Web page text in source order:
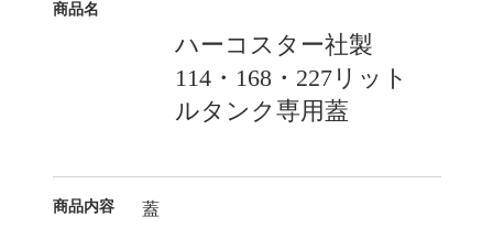
商品名
ハーコスター社製
114・168・227リット
ルタンク専用蓋
商品内容 蓋